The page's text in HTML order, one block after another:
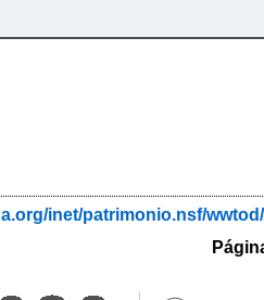
inet/patrimonio.nsf/